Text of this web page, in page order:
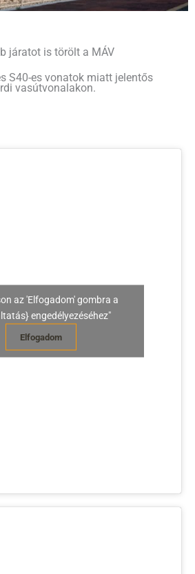
járatot is törölt a MÁV
S40-es vonatok miatt jelentős
vasútvonalakon.
az 'Elfogadom' gombra a
engedélyezéséhez"
Elfogadom